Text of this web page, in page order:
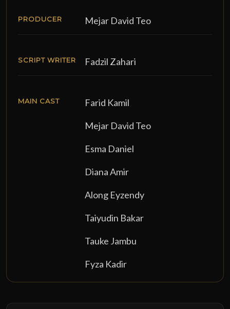
PRODUCER Mejar David Teo
SCRIPT WRITER Fadzil Zahari
MAIN CAST Farid Kamil
Mejar David Teo
Esma Daniel
Diana Amir
Along Eyzendy
Taiyudin Bakar
Tauke Jambu
Fyza Kadir